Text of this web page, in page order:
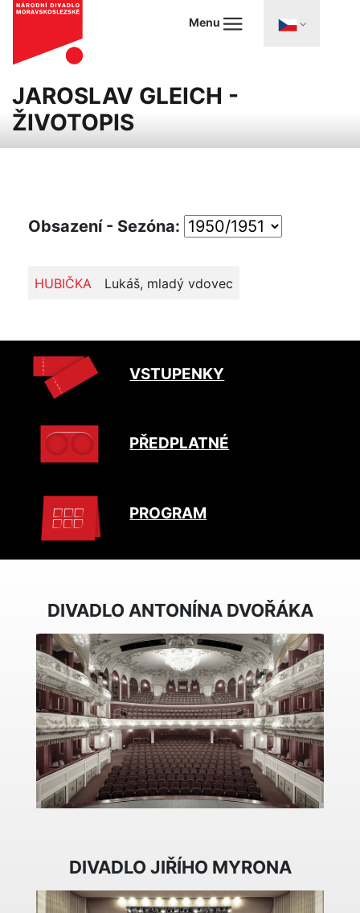
Menu
JAROSLAV GLEICH -
ŽIVOTOPIS
Obsazení - Sezóna:
HUBIČKA Lukáš, mladý vdovec
VSTUPENKY
PŘEDPLATNÉ
PROGRAM
DIVADLO ANTONÍNA DVOŘÁKA
DIVADLO JIŘÍHO MYRONA